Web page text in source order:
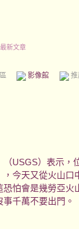
新文章
影像館
（USGS）表示，
，今天又從火山
恐怕會是幾勞亞
千萬不要出門。